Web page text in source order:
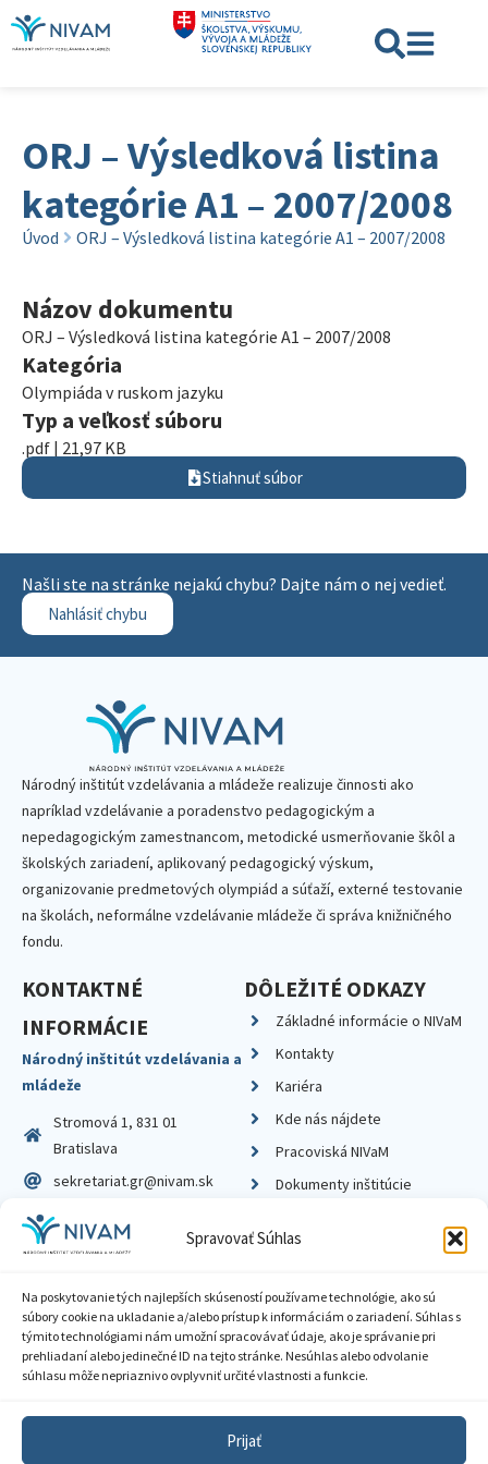
Spravovať Súhlas
Na poskytovanie tých najlepších skúseností používame technológie, ako sú
súbory cookie na ukladanie a/alebo prístup k informáciám o zariadení. Súhlas s
týmito technológiami nám umožní spracovávať údaje, ako je správanie pri
prehliadaní alebo jedinečné ID na tejto stránke. Nesúhlas alebo odvolanie
súhlasu môže nepriaznivo ovplyvniť určité vlastnosti a funkcie.
Prijať
ORJ – Výsledková listina
kategórie A1 – 2007/2008
Úvod ORJ – Výsledková listina kategórie A1 – 2007/2008
Názov dokumentu
ORJ – Výsledková listina kategórie A1 – 2007/2008
Kategória
Olympiáda v ruskom jazyku
Typ a veľkosť súboru
.pdf | 21,97 KB
Stiahnuť súbor
Našli ste na stránke nejakú chybu? Dajte nám o nej vedieť.
Nahlásiť chybu
Národný inštitút vzdelávania a mládeže realizuje činnosti ako
napríklad vzdelávanie a poradenstvo pedagogickým a
nepedagogickým zamestnancom, metodické usmerňovanie škôl a
školských zariadení, aplikovaný pedagogický výskum,
organizovanie predmetových olympiád a súťaží, externé testovanie
na školách, neformálne vzdelávanie mládeže či správa knižničného
fondu.
KONTAKTNÉ
INFORMÁCIE
Národný inštitút vzdelávania a
mládeže
Stromová 1, 831 01
Bratislava
sekretariat.gr@nivam.sk
IČO: 00164348
DIČ: 2020798714
DÔLEŽITÉ ODKAZY
Základné informácie o NIVaM
Kontakty
Kariéra
Kde nás nájdete
Pracoviská NIVaM
Dokumenty inštitúcie
Zásady ochrany súkromia
Sprístupnenie informácií